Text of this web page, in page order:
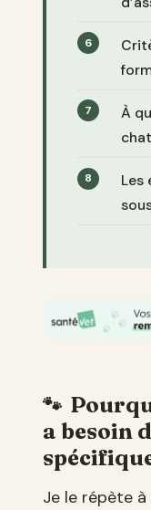
À
Les
a besoin
Je le répète